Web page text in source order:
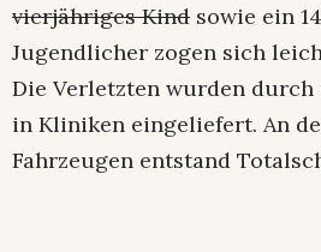
vierjähriges Kind sowie ein
Jugendlicher zogen sich
Die Verletzten wurden
in Kliniken eingeliefert. An
Fahrzeugen entstand